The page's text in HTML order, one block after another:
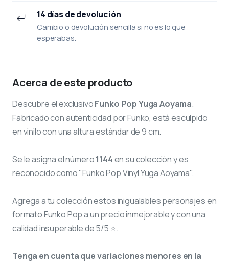
14 días de devolución
Cambio o devolución sencilla si no es lo que
esperabas.
Acerca de este producto
Descubre el exclusivoFunko Pop Yuga Aoyama.
Fabricado con autenticidad por Funko, está esculpido
en vinilo con una altura estándar de 9 cm.
Se le asigna el número1144en su colección y es
reconocido como "Funko Pop Vinyl Yuga Aoyama".
Agrega a tu colección estos inigualables personajes en
formato Funko Pop a un precio inmejorable y con una
calidad insuperable de 5/5 ⭐.
Tenga en cuenta que variaciones menores en la